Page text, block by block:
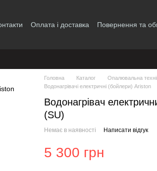
Оплата і доставка
Повернення та
Головна Каталог Опалювальна
Водонагрівачі електричні (бойлери) Ariston
Водонагрівач
(SU)
Немає в наявності Написати відгук
5 300 грн